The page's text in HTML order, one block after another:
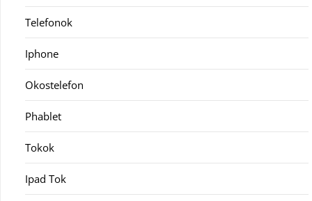
Telefonok
Iphone
Okostelefon
Phablet
Tokok
Ipad Tok